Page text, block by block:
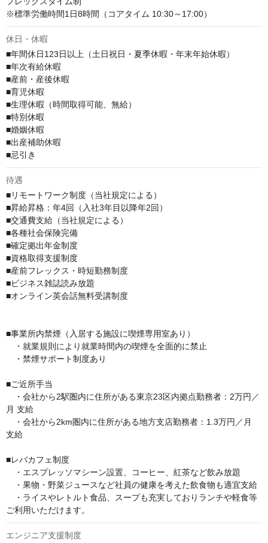
※標準労働時間1日8時間（コアタイム 10:30～17:00）
休日・休暇
■年間休日123日以上（土日祝日・夏季休暇・年末年始休暇）
■年次有給休暇
■産前・産後休暇
■育児休暇
■生理休暇（時間取得可能、無給）
■特別休暇
■婚姻休暇
■出産補助休暇
■忌引き
待遇
■リモートワーク制度（当社規定による）
■昇給昇格：年4回（入社3年目以降年2回）
■交通費支給（当社規定による）
■各種社会保険完備
■確定拠出年金制度
■資格取得支援制度
■産前フレックス・時短勤務制度
■ビジネス雑誌読み放題
■オンライン英会話無料受講制度
■事業所内禁煙（入居する施設に喫煙専用室あり）
・就業規則により就業時間内の喫煙を全面的に禁止
・禁煙サポート制度あり
■ご近所手当
・会社から2駅圏内に住所がある東京23区内拠点勤務者：2万円／
月 支給
・会社から2km圏内に住所がある地方支店勤務者：1.3万円／月
支給
■レバカフェ制度
・エスプレッソマシーン設置、コーヒー、紅茶など飲み放題
・果物・野菜ジュースなど社員の健康を考えた飲食物も適宜支給
・ライスやレトルト食品、スープも充実しておりランチや軽食等
ご利用いただけます。
エンジニア支援制度